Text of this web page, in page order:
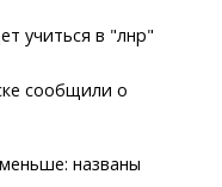
учиться в "лнр"
сообщили о
названы